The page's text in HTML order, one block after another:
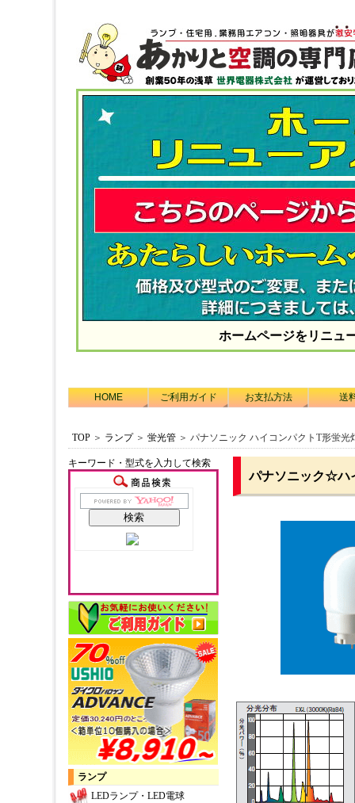
ホームページをリニュ
HOME ご利用ガイド お支払方法 送
TOP ＞ ランプ＞ 蛍光管 ＞ パナソニック ハイコンパクトT形蛍光
キーワード・型式を入力して検索
ランプ
LEDランプ・LED電球
パナソニック☆ハ